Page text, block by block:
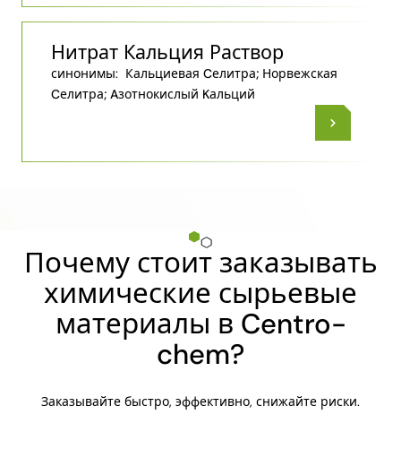
Нитрат Кальция Раствор
синонимы: Кальциевая Cелитра; Норвежская
Cелитра; Aзотнокислый Kальций
Почему стоит заказывать
химические сырьевые
материалы в Centro-
chem?
Заказывайте быстро, эффективно, снижайте риски.